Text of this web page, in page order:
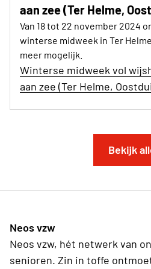
aan zee (Ter Helme,
Van 18 tot 22 november 2024
winterse midweek in Ter
meer mogelijk.
Winterse midweek vol
aan zee (Ter Helme,
Bekijk
Neos vzw
Neos vzw, hét netwerk van
senioren. Zin in toffe